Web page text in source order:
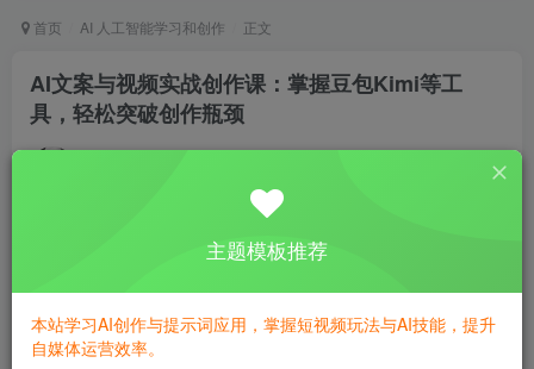
首页 AI 人工智能学习和创作 正文
AI文案与视频实战创作课：掌握豆包Kimi等工
具，轻松突破创作瓶颈
私信
主题模板推荐
本站学习AI创作与提示词应用，掌握短视频玩法与AI技能，提升
自媒体运营效率。